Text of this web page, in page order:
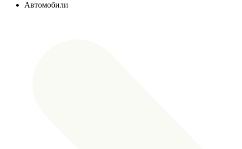
Автомобили